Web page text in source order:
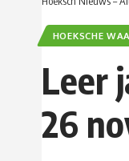
HOEKSCHE
Leer
26